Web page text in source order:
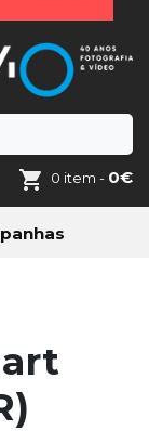
0 item - 0€